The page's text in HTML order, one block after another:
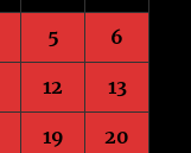
5 6
12 13
19 20